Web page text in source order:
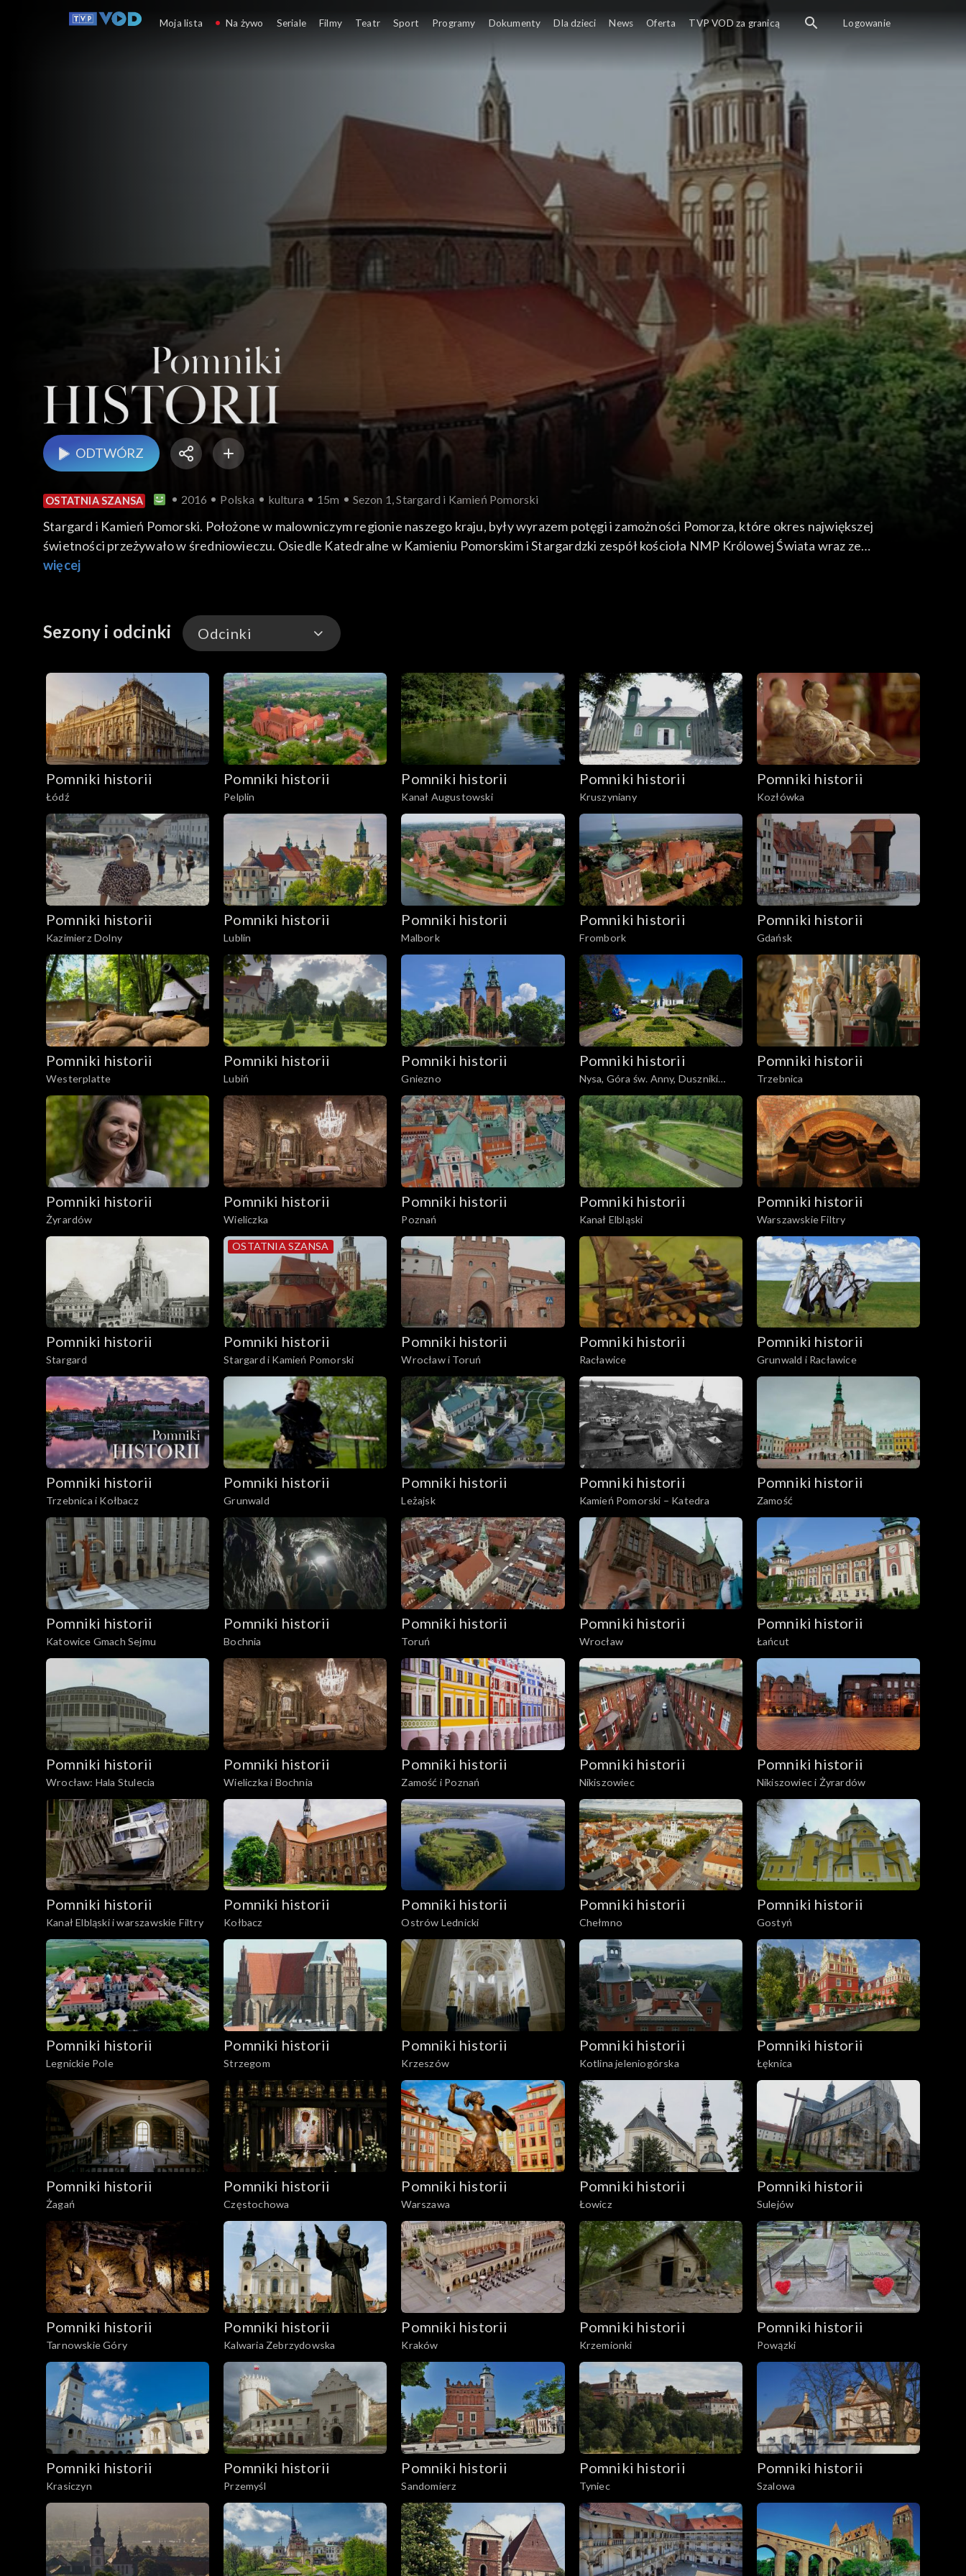
ODTWÓRZ
OSTATNIA SZANSA 2016 Polska kultura 15m Sezon 1, Stargard i Kamień Pomorski
Stargard i Kamień Pomorski. Położone w malowniczym regionie naszego kraju, były wyrazem potęgi i zamożności Pomorza, które okres największej
świetności przeżywało w średniowieczu. Osiedle Katedralne w Kamieniu Pomorskim i Stargardzki zespół kościoła NMP Królowej Świata wraz ze
średniowiecznymi fortyfikacjami, należą do najcenniejszych nadbałtyckich zabytków.
więcej
Sezony i odcinki Odcinki
Odcinki
Pomniki historii
Łódź
Pomniki historii
Pelplin
Pomniki historii
Kanał Augustowski
Pomniki historii
Kruszyniany
Pomniki historii
Kozłówka
Pomniki historii
Kazimierz Dolny
Pomniki historii
Lublin
Pomniki historii
Malbork
Pomniki historii
Frombork
Pomniki historii
Gdańsk
Pomniki historii
Westerplatte
Pomniki historii
Lubiń
Pomniki historii
Gniezno
Pomniki historii
Nysa, Góra św. Anny, Duszniki
Zdrój
Pomniki historii
Trzebnica
Pomniki historii
Żyrardów
Pomniki historii
Wieliczka
Pomniki historii
Poznań
Pomniki historii
Kanał Elbląski
Pomniki historii
Warszawskie Filtry
Pomniki historii
Stargard
OSTATNIA SZANSA
Pomniki historii
Stargard i Kamień Pomorski
Pomniki historii
Wrocław i Toruń
Pomniki historii
Racławice
Pomniki historii
Grunwald i Racławice
Pomniki historii
Trzebnica i Kołbacz
Pomniki historii
Grunwald
Pomniki historii
Leżajsk
Pomniki historii
Kamień Pomorski – Katedra
Pomniki historii
Zamość
Pomniki historii
Katowice Gmach Sejmu
Pomniki historii
Bochnia
Pomniki historii
Toruń
Pomniki historii
Wrocław
Pomniki historii
Łańcut
Pomniki historii
Wrocław: Hala Stulecia
Pomniki historii
Wieliczka i Bochnia
Pomniki historii
Zamość i Poznań
Pomniki historii
Nikiszowiec
Pomniki historii
Nikiszowiec i Żyrardów
Pomniki historii
Kanał Elbląski i warszawskie Filtry
Pomniki historii
Kołbacz
Pomniki historii
Ostrów Lednicki
Pomniki historii
Chełmno
Pomniki historii
Gostyń
Pomniki historii
Legnickie Pole
Pomniki historii
Strzegom
Pomniki historii
Krzeszów
Pomniki historii
Kotlina jeleniogórska
Pomniki historii
Łęknica
Pomniki historii
Żagań
Pomniki historii
Częstochowa
Pomniki historii
Warszawa
Pomniki historii
Łowicz
Pomniki historii
Sulejów
Pomniki historii
Tarnowskie Góry
Pomniki historii
Kalwaria Zebrzydowska
Pomniki historii
Kraków
Pomniki historii
Krzemionki
Pomniki historii
Powązki
Pomniki historii
Krasiczyn
Pomniki historii
Przemyśl
Pomniki historii
Sandomierz
Pomniki historii
Tyniec
Pomniki historii
Szalowa
Moja lista Na żywo Seriale Filmy Teatr Sport Programy Dokumenty Dla dzieci News Oferta TVP VOD za granicą Logowanie